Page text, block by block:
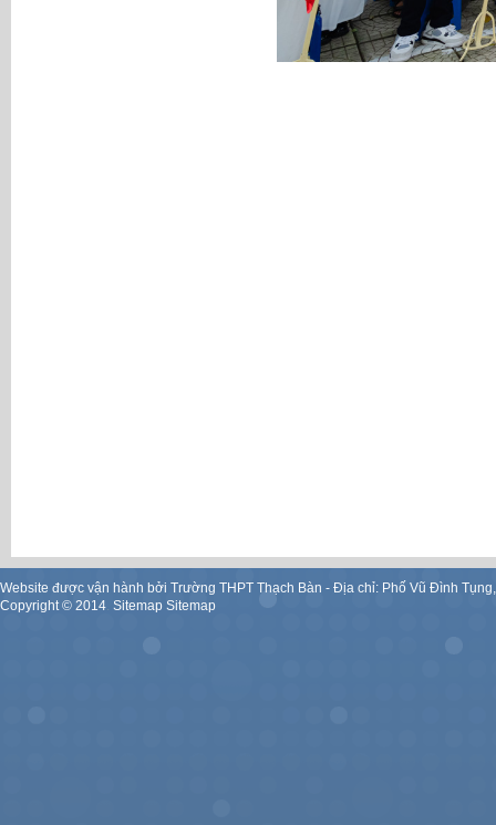
Website được vận hành bởi Trường THPT Thạch Bàn - Địa chỉ: Phố Vũ Đình
Copyright © 2014. Sitemap Sitemap